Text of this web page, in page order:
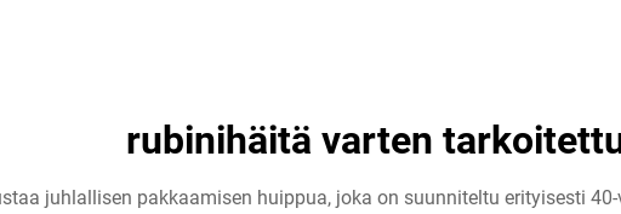
rubinihäitä varten
juhlallisen pakkaamisen huippua, joka on suunniteltu erityisesti